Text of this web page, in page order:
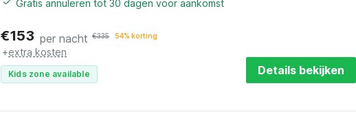
Gratis annuleren tot 30 dagen voor aankomst
€153 per nacht €335 54% korting
+extra kosten
Kids zone available Details bekijken